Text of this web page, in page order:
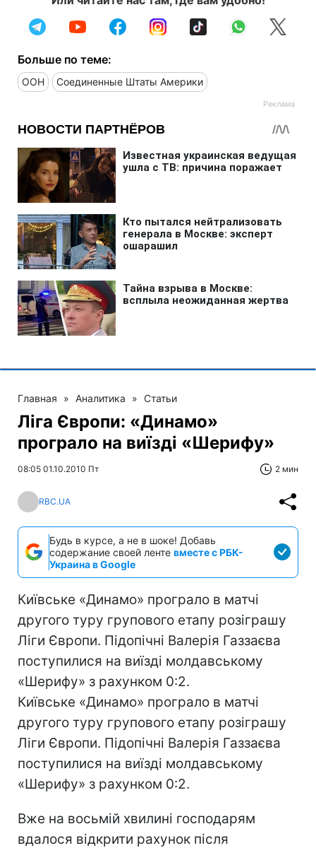
Больше по теме:
ООН Соединенные Штаты Америки
Главная » Аналитика » Статьи
Ліга Європи: «Динамо»
програло на виїзді «Шерифу»
08:05 01.10.2010 Пт 2 мин
RBC.UA
Будь в курсе, а не в шоке! Добавь
содержание своей ленте вместе с РБК-
Украина в Google
Київське «Динамо» програло в матчі
другого туру групового етапу розіграшу
Ліги Європи. Підопічні Валерія Газзаєва
поступилися на виїзді молдавському
«Шерифу» з рахунком 0:2.
Київське «Динамо» програло в матчі
другого туру групового етапу розіграшу
Ліги Європи. Підопічні Валерія Газзаєва
поступилися на виїзді молдавському
«Шерифу» з рахунком 0:2.
Вже на восьмій хвилині господарям
вдалося відкрити рахунок після